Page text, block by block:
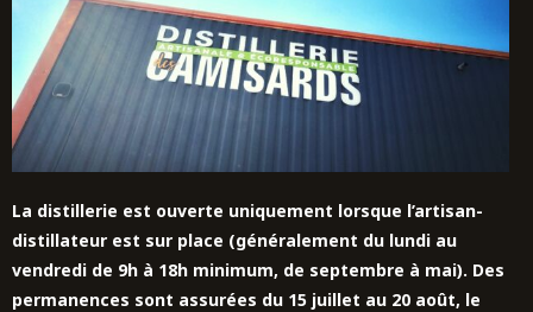
La distillerie est ouverte uniquement lorsque l’artisan-
distillateur est sur place (généralement du lundi au
vendredi de 9h à 18h minimum, de septembre à mai). Des
permanences sont assurées du 15 juillet au 20 août, le